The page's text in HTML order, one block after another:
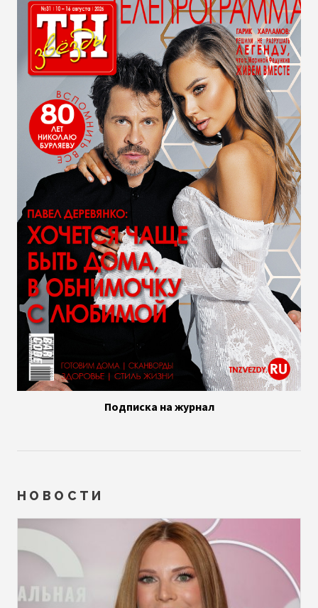
Подписка на журнал
НОВОСТИ